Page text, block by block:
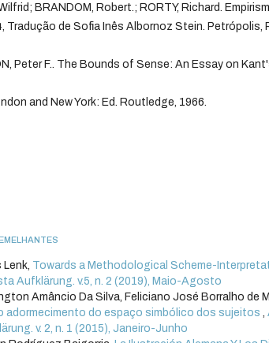
BRANDOM, Robert.; RORTY, Richard.
Tradução de Sofia Inês Albornoz Stein. Petrópolis,
Peter F.. The Bounds of Sense: An Essay on
and New York: Ed. Routledge, 1966.
Lenk, Towards a Methodological Scheme-
Aufklärung. v.5, n. 2 (2019), Maio-Agosto
Amâncio Da Silva, Feliciano José Borralho de
adormecimento do espaço simbólico dos sujeitos,
v. 2, n. 1 (2015), Janeiro-Junho